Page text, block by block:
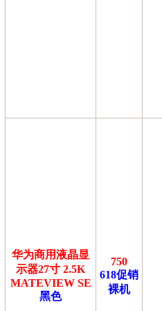
华为商用液晶显
示器27寸 2.5K
MATEVIEW SE
黑色
750
618促销
裸机